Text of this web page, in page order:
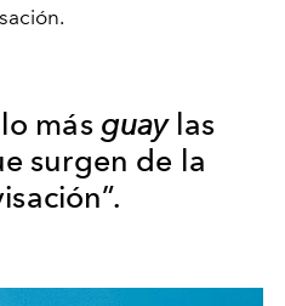
más guaylas
surgen de la